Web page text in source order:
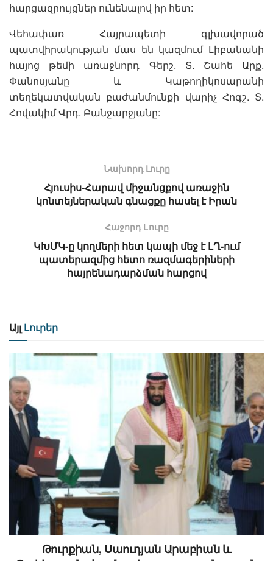
հարցազրույցներ ունենալով իր հետ:
Վեհափառ Հայրապետի գլխավորած
պատվիրակության մաս են կազմում Լիբանանի
հայոց թեմի առաջնորդ Գերշ. Տ. Շահե Արք.
Փանոսյանը և Կաթողիկոսարանի
տեղեկատվական բաժանմունքի վարիչ Հոգշ. Տ.
Հովակիմ Վրդ. Բանջարջյանը:
Նախորդ Լուրը
Հյուսիս-Հարավ միջանցքով առաջին
կոնտեյներական գնացքը հասել է Իրան
Հաջորդ Lուրը
ԿԽՄԿ-ը կողմերի հետ կապի մեջ է ԼՂ-ում
պատերազմից հետո ռազմագերիների
հայրենադարձման հարցով
Այլ Լուրեր
Թուրքիան, Սաուդյան Արաբիան և